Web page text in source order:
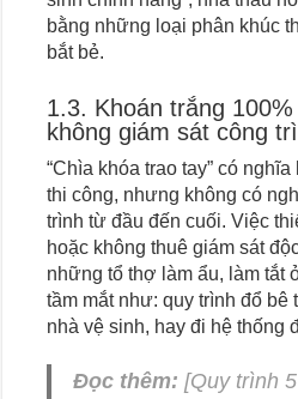
bằng những loại phân khúc
bắt bẻ.
1.3. Khoán trắng
không giám sát công
“Chìa khóa trao tay” có
thi công, nhưng không có
trình từ đầu đến cuối. Việc
hoặc không thuê giám sát
những tổ thợ làm ẩu, làm tắt
tầm mắt như: quy trình đổ bê
nhà vệ sinh, hay đi hệ thống
Đọc thêm: [Quy trình